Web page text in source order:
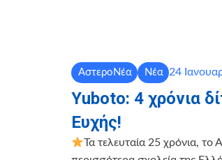
ΑστεροΝέα Νέα 24
Yuboto: 4 χρόνια
Ευχής!
Τα τελευταία 25 χρόνια, το